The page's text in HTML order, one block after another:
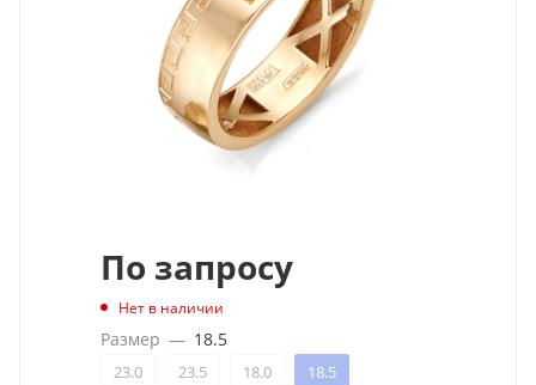
По запросу
Нет в наличии
Размер — 18.5
23.0 23.5 18.0 18.5